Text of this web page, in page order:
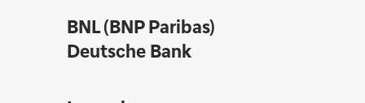
BNL (BNP Paribas)
Deutsche Bank